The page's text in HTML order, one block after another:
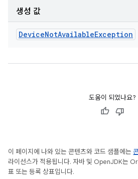
생성 값
DeviceNotAvailableException
도움이 되었나요?
이 페이지에 나와 있는 콘텐츠와 코드 샘플에는
라이선스가 적용됩니다. 자바 및 OpenJDK는
표 또는 등록 상표입니다.